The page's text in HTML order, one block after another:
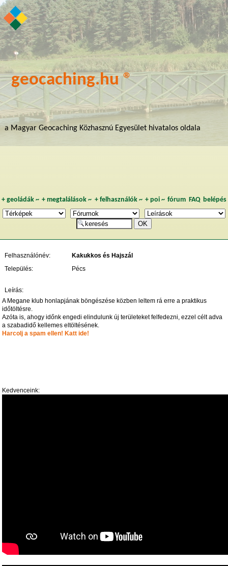
geocaching.hu ®
a Magyar Geocaching Közhasznú Egyesület hivatalos oldala
+ geoládák~ +megtalálások ~ + felhasználók~ + poi~ fórum FAQ belépés
Felhasználónév:
Kakukkos és Hajszál
Település:
Pécs
Leírás:
A Megane klub honlapjának böngészése közben leltem rá erre a praktikus
időtöltésre.
Azóta is, ahogy időnk engedi elindulunk új területeket felfedezni, ezzel célt adva
a szabadidő kellemes eltöltésének.
Harcolj a spam ellen! Katt ide!
Kedvenceink: